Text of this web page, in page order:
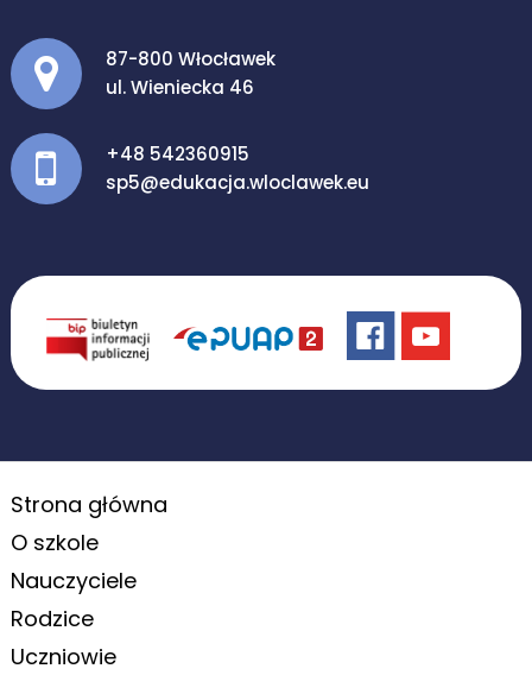
Adres pocztowy:
87-800 Włocławek
ul. Wieniecka 46
+48 542360915
sp5@edukacja.wloclawek.eu
Strona główna
O szkole
Nauczyciele
Rodzice
Uczniowie